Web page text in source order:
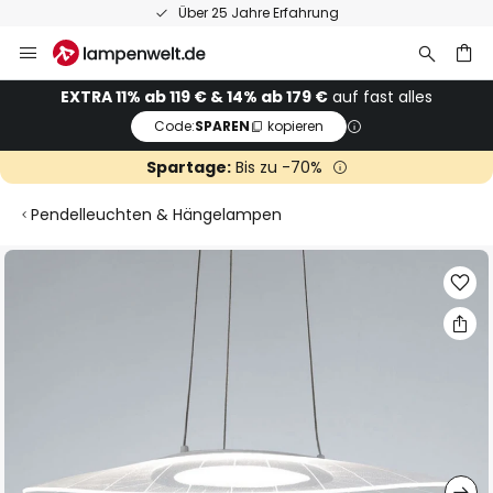
Über 25 Jahre Erfahrung
Inhalt
springenEXTRA 11% ab 119 € & 14% ab 179 € auf fast alles
Code:SPAREN kopieren
Spartage:Bis zu -70%
Pendelleuchten & Hängelampen
Zum